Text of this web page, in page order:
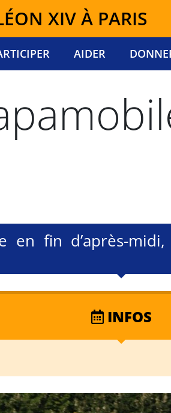
XIV À PARIS
AIDER
en fin d’après-
INFOS